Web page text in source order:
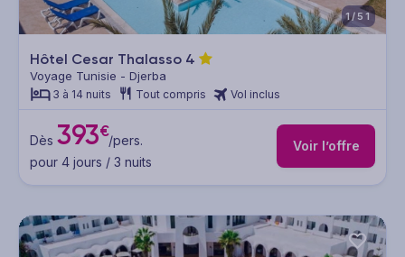
1/51
Hôtel Cesar Thalasso 4
Voyage Tunisie - Djerba
3 à 14 nuits Tout compris Vol inclus
Dès 393€/pers.
pour 4 jours / 3 nuits
Voir l’offre